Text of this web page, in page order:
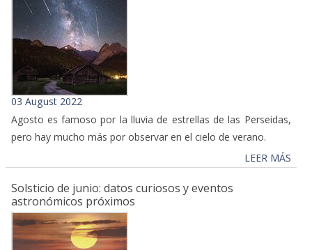
03 August 2022
Agosto es famoso por la lluvia de estrellas de las Perseidas,
pero hay mucho más por observar en el cielo de verano.
LEER MÁS
Solsticio de junio: datos curiosos y eventos
astronómicos próximos